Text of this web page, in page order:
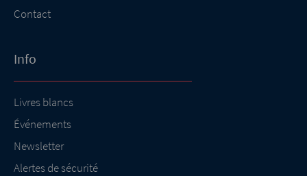
Contact
Info
Livres blancs
Événements
Newsletter
Alertes de sécurité